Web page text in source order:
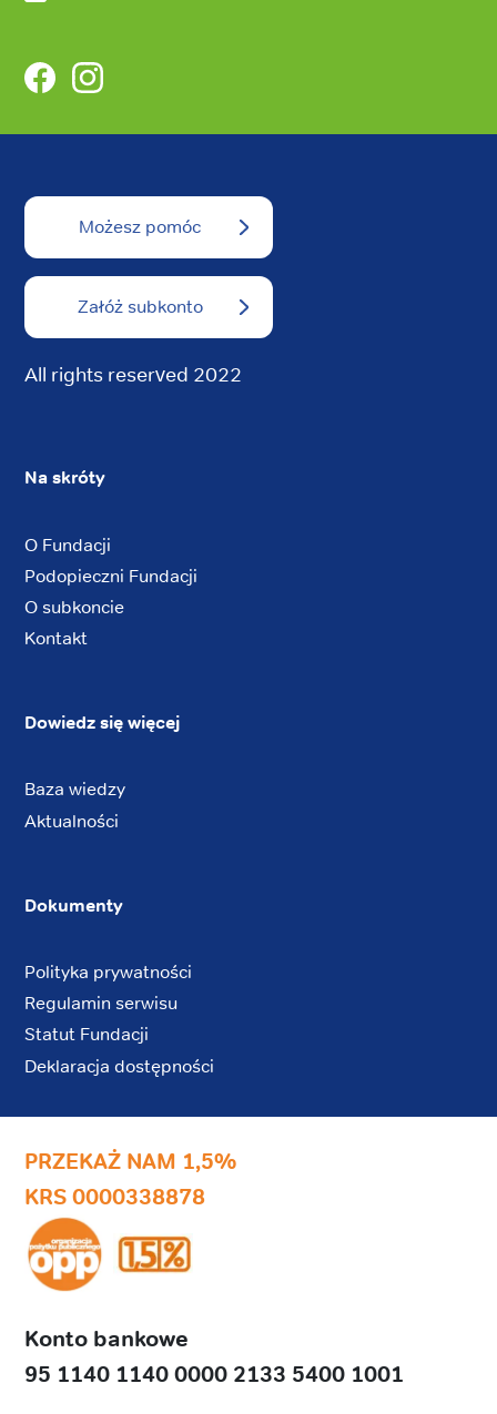
FacebookInstagram
Możesz pomóc
Załóż subkonto
All rights reserved 2022
Na skróty
O Fundacji
Podopieczni Fundacji
O subkoncie
Kontakt
Dowiedz się więcej
Baza wiedzy
Aktualności
Dokumenty
Polityka prywatności
Regulamin serwisu
Statut Fundacji
Deklaracja dostępności
PRZEKAŻ NAM 1,5%
KRS 0000338878
Konto bankowe
95 1140 1140 0000 2133 5400 1001